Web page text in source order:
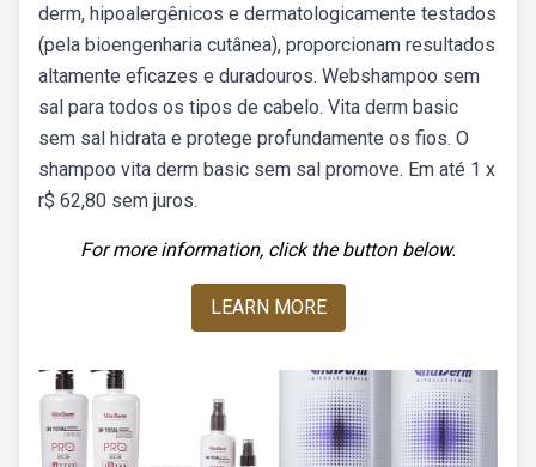
derm, hipoalergênicos e dermatologicamente testados
(pela bioengenharia cutânea), proporcionam resultados
altamente eficazes e duradouros. Webshampoo sem
sal para todos os tipos de cabelo. Vita derm basic
sem sal hidrata e protege profundamente os fios. O
shampoo vita derm basic sem sal promove. Em até 1 x
r$ 62,80 sem juros.
For more information, click the button below.
LEARN MORE